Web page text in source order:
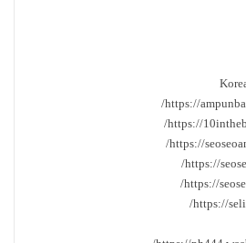
https://
https://
https://
https://
https://
https://